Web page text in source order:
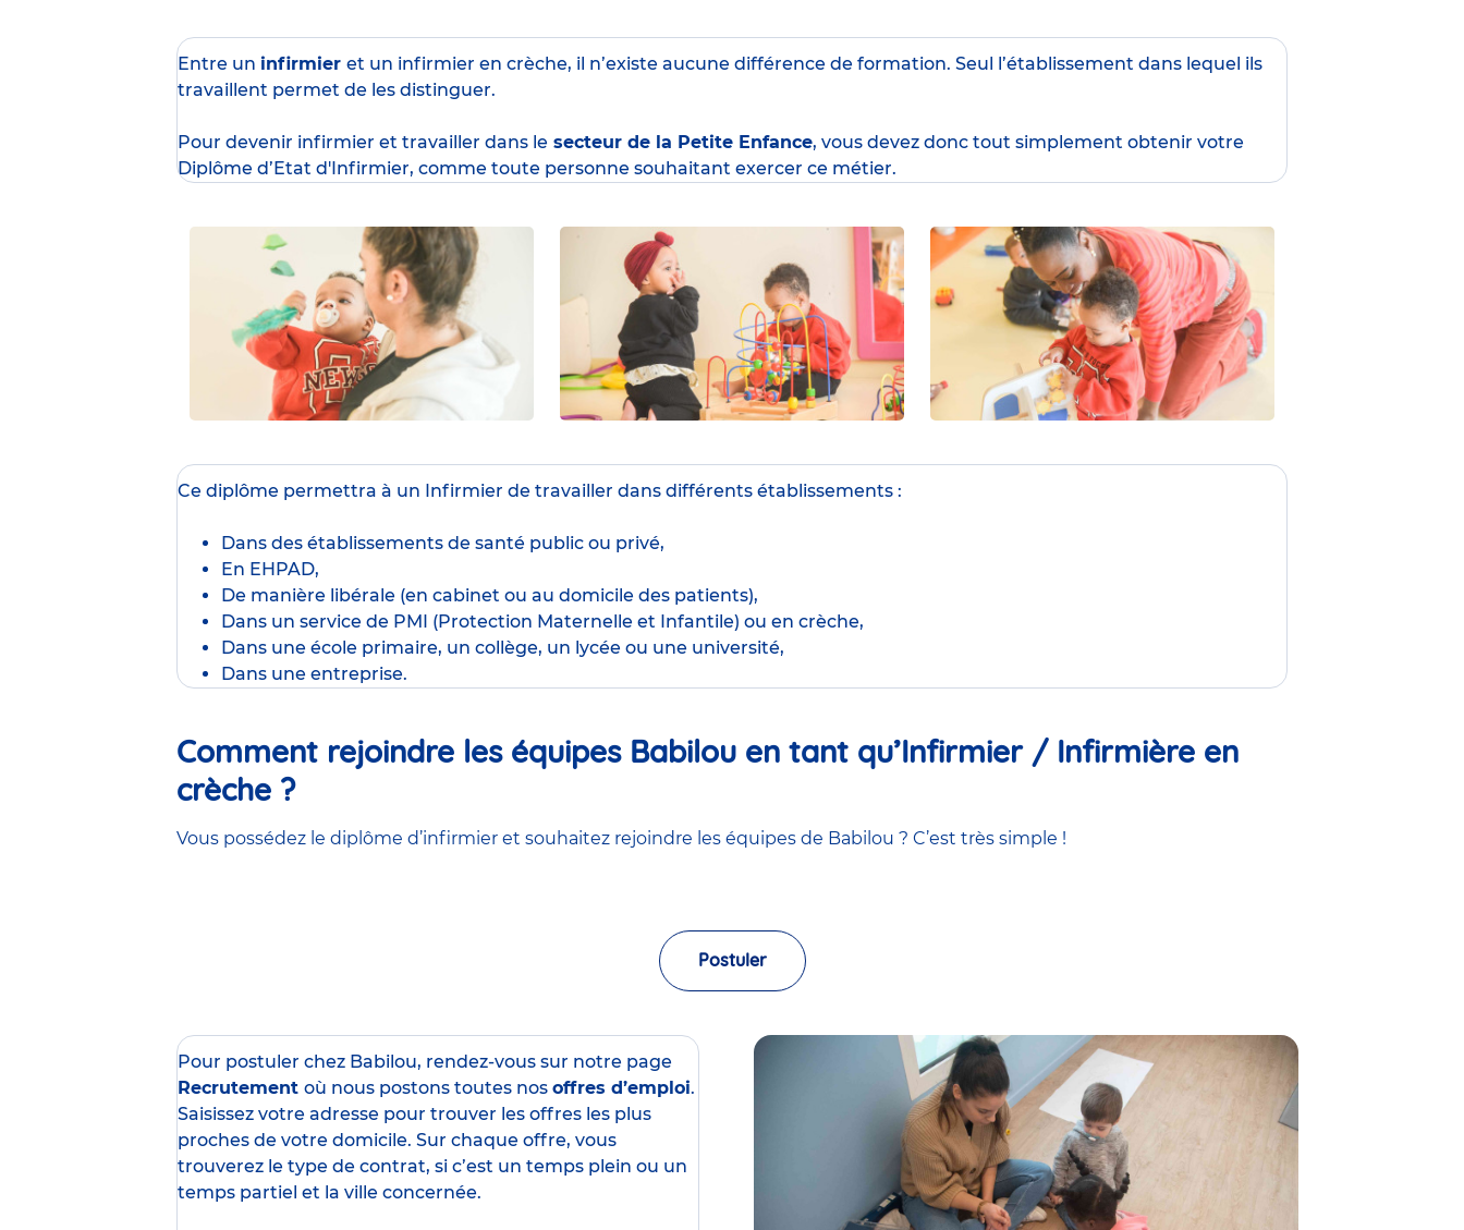
Entre un infirmier et un infirmier en crèche, il n’existe aucune différence de formation. Seul l’établissement dans lequel ils
travaillent permet de les distinguer.
Pour devenir infirmier et travailler dans le secteur de la Petite Enfance, vous devez donc tout simplement obtenir votre
Diplôme d’Etat d'Infirmier, comme toute personne souhaitant exercer ce métier.
Ce diplôme permettra à un Infirmier de travailler dans différents établissements :
Dans des établissements de santé public ou privé,
En EHPAD,
De manière libérale (en cabinet ou au domicile des patients),
Dans un service de PMI (Protection Maternelle et Infantile) ou en crèche,
Dans une école primaire, un collège, un lycée ou une université,
Dans une entreprise.
Comment rejoindre les équipes Babilou en tant qu’Infirmier / Infirmière en
crèche ?
Vous possédez le diplôme d’infirmier et souhaitez rejoindre les équipes de Babilou ? C’est très simple !
Postuler
Pour postuler chez Babilou, rendez-vous sur notre page
Recrutement où nous postons toutes nos offres d’emploi.
Saisissez votre adresse pour trouver les offres les plus
proches de votre domicile. Sur chaque offre, vous
trouverez le type de contrat, si c’est un temps plein ou un
temps partiel et la ville concernée.